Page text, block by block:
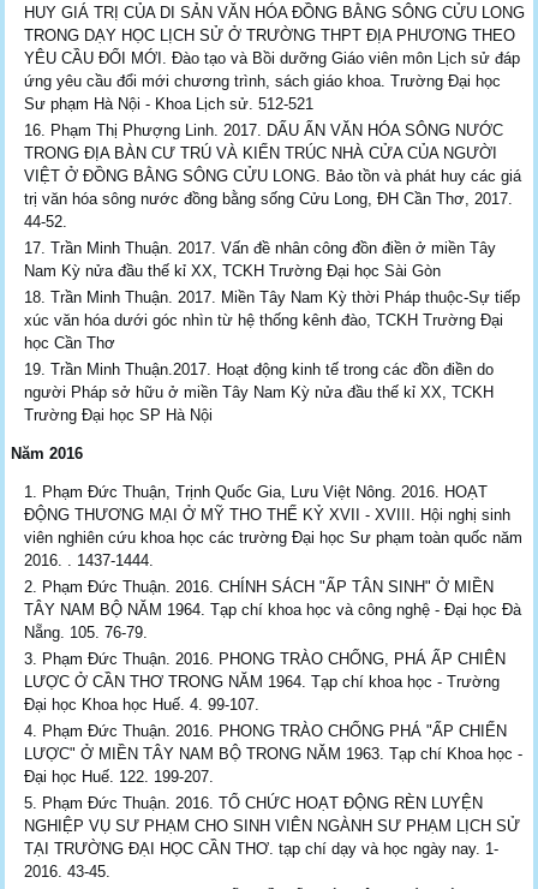
HUY GIÁ TRỊ CỦA DI SẢN VĂN HÓA ĐỒNG BẰNG SÔNG CỬU LONG
TRONG DẠY HỌC LỊCH SỬ Ở TRƯỜNG THPT ĐỊA PHƯƠNG THEO
YÊU CẦU ĐỔI MỚI. Đào tạo và Bồi dưỡng Giáo viên môn Lịch sử đáp
ứng yêu cầu đổi mới chương trình, sách giáo khoa. Trường Đại học
Sư phạm Hà Nội - Khoa Lịch sử. 512-521
Phạm Thị Phượng Linh. 2017. DẤU ẤN VĂN HÓA SÔNG NƯỚC
TRONG ĐỊA BÀN CƯ TRÚ VÀ KIẾN TRÚC NHÀ CỬA CỦA NGƯỜI
VIỆT Ở ĐỒNG BẰNG SÔNG CỬU LONG. Bảo tồn và phát huy các giá
trị văn hóa sông nước đồng bằng sống Cửu Long, ĐH Cần Thơ, 2017.
44-52.
Trần Minh Thuận. 2017. Vấn đề nhân công đồn điền ở miền Tây
Nam Kỳ nửa đầu thế kỉ XX, TCKH Trường Đại học Sài Gòn
Trần Minh Thuận. 2017. Miền Tây Nam Kỳ thời Pháp thuộc-Sự tiếp
xúc văn hóa dưới góc nhìn từ hệ thống kênh đào, TCKH Trường Đại
học Cần Thơ
Trần Minh Thuận.2017. Hoạt động kinh tế trong các đồn điền do
người Pháp sở hữu ở miền Tây Nam Kỳ nửa đầu thế kỉ XX, TCKH
Trường Đại học SP Hà Nội
Năm 2016
Phạm Đức Thuận, Trịnh Quốc Gia, Lưu Việt Nông. 2016. HOẠT
ĐỘNG THƯƠNG MẠI Ở MỸ THO THẾ KỶ XVII - XVIII. Hội nghị sinh
viên nghiên cứu khoa học các trường Đại học Sư phạm toàn quốc năm
2016. . 1437-1444.
Phạm Đức Thuận. 2016. CHÍNH SÁCH "ẤP TÂN SINH" Ở MIỀN
TÂY NAM BỘ NĂM 1964. Tạp chí khoa học và công nghệ - Đại học Đà
Nẵng. 105. 76-79.
Phạm Đức Thuận. 2016. PHONG TRÀO CHỐNG, PHÁ ẤP CHIÊN
LƯỢC Ở CẦN THƠ TRONG NĂM 1964. Tạp chí khoa học - Trường
Đại học Khoa học Huế. 4. 99-107.
Phạm Đức Thuận. 2016. PHONG TRÀO CHỐNG PHÁ "ẤP CHIẾN
LƯỢC" Ở MIỀN TÂY NAM BỘ TRONG NĂM 1963. Tạp chí Khoa học -
Đại học Huế. 122. 199-207.
Phạm Đức Thuận. 2016. TỔ CHỨC HOẠT ĐỘNG RÈN LUYỆN
NGHIỆP VỤ SƯ PHẠM CHO SINH VIÊN NGÀNH SƯ PHẠM LỊCH SỬ
TẠI TRƯỜNG ĐẠI HỌC CẦN THƠ. tạp chí dạy và học ngày nay. 1-
2016. 43-45.